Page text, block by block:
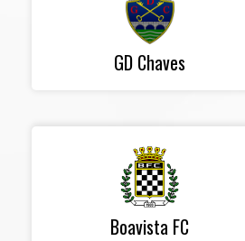
GD Chaves
Boavista FC